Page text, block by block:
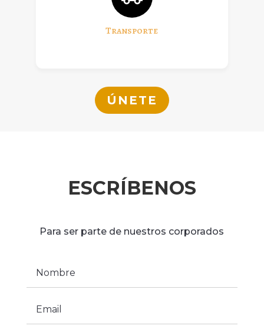
Transporte
ÚNETE
ESCRÍBENOS
Para ser parte de nuestros corporados